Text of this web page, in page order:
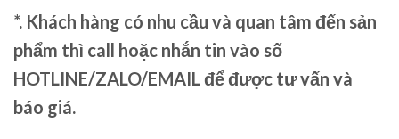
*. Khách hàng có nhu cầu và quan tâm đến sản
phẩm thì call hoặc nhắn tin vào số
HOTLINE/ZALO/EMAIL để được tư vấn và
báo giá.